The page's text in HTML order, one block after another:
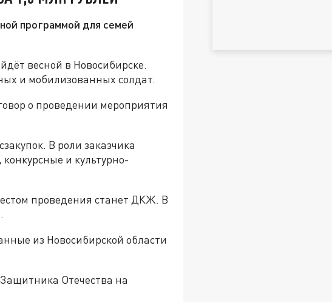
программой для семей
весной в Новосибирске.
и мобилизованных солдат.
о проведении мероприятия
В роли заказчика
и культурно-
проведения станет ДКЖ. В
из Новосибирской области
Отечества на